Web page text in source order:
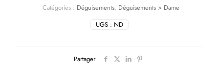
UGS : ND
Catégories : Déguisements, Déguisements > Dame
Partager